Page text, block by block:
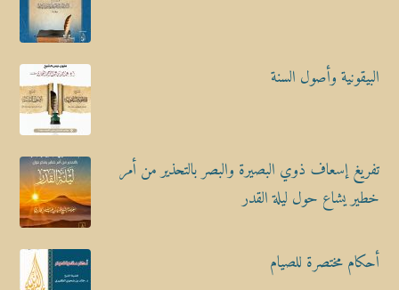
البيقونية وأصول السنة
تفريغ إسعاف ذوي البصيرة والبصر بالتحذير من أمر
خطير يشاع حول ليلة القدر
أحكام مختصرة للصيام